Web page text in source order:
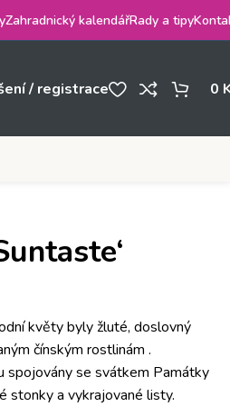
Zahradnický kalendářRady a tipy
/ registrace 0
květy byly žluté, doslovný
čínským rostlinám .
spojovány se svátkem Památky
stonky a vykrajované listy.